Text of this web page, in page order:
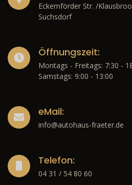
Eckernförder Str. /
Suchsdorf
Öffnungszeit:
Montags - Freitags: 7:30 -
Samstags: 9:00 - 13:00
eMail:
info@autohaus-fraeter.de
Telefon:
04 31 / 54 80 60